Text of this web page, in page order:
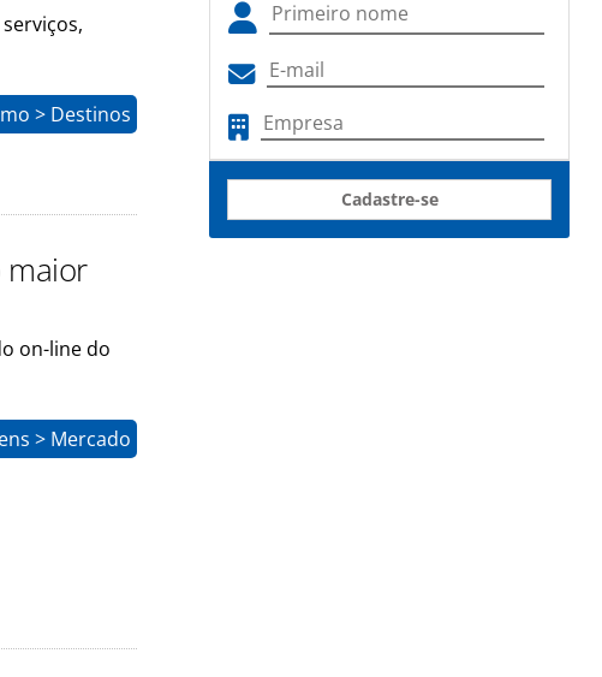
> Destinos
maior
on-line do
> Mercado
Cadastre-se